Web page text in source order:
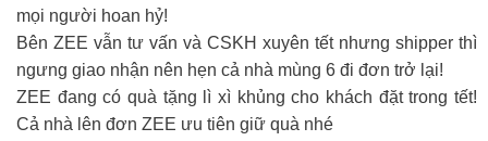
mọi người hoan hỷ!
Bên ZEE vẫn tư vấn và CSKH xuyên tết nhưng shipper thì
ngưng giao nhận nên hẹn cả nhà mùng 6 đi đơn trở lại!
ZEE đang có quà tặng lì xì khủng cho khách đặt trong tết!
Cả nhà lên đơn ZEE ưu tiên giữ quà nhé